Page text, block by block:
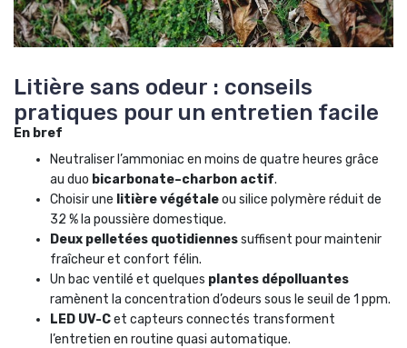
Litière sans odeur : conseils
pratiques pour un entretien facile
En bref
Neutraliser l’ammoniac en moins de quatre heures grâce
au duo bicarbonate–charbon actif.
Choisir une litière végétaleou silice polymère réduit de
32 % la poussière domestique.
Deux pelletées quotidiennessuffisent pour maintenir
fraîcheur et confort félin.
Un bac ventilé et quelques plantes dépolluantes
ramènent la concentration d’odeurs sous le seuil de 1 ppm.
LED UV-Cet capteurs connectés transforment
l’entretien en routine quasi automatique.